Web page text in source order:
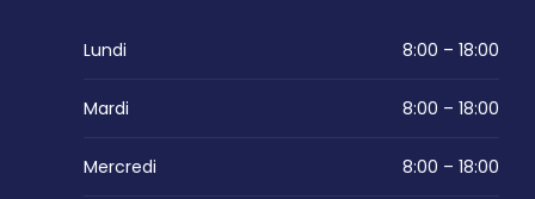
Lundi 8:00 – 18:00
Mardi 8:00 – 18:00
Mercredi 8:00 – 18:00